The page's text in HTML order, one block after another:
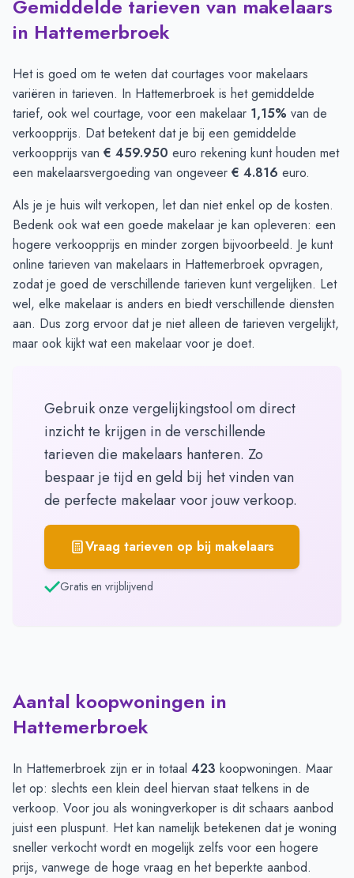
Gemiddelde tarieven van makelaars
in Hattemerbroek
Het is goed om te weten dat courtages voor makelaars
variëren in tarieven. In Hattemerbroek is het gemiddelde
tarief, ook wel courtage, voor een makelaar 1,15% van de
verkoopprijs. Dat betekent dat je bij een gemiddelde
verkoopprijs van € 459.950 euro rekening kunt houden met
een makelaarsvergoeding van ongeveer € 4.816 euro.
Als je je huis wilt verkopen, let dan niet enkel op de kosten.
Bedenk ook wat een goede makelaar je kan opleveren: een
hogere verkoopprijs en minder zorgen bijvoorbeeld. Je kunt
online tarieven van makelaars in Hattemerbroek opvragen,
zodat je goed de verschillende tarieven kunt vergelijken. Let
wel, elke makelaar is anders en biedt verschillende diensten
aan. Dus zorg ervoor dat je niet alleen de tarieven vergelijkt,
maar ook kijkt wat een makelaar voor je doet.
Gebruik onze vergelijkingstool om direct
inzicht te krijgen in de verschillende
tarieven die makelaars hanteren. Zo
bespaar je tijd en geld bij het vinden van
de perfecte makelaar voor jouw verkoop.
Vraag tarieven op bij makelaars
Gratis en vrijblijvend
Aantal koopwoningen in
Hattemerbroek
In Hattemerbroek zijn er in totaal 423 koopwoningen. Maar
let op: slechts een klein deel hiervan staat telkens in de
verkoop. Voor jou als woningverkoper is dit schaars aanbod
juist een pluspunt. Het kan namelijk betekenen dat je woning
sneller verkocht wordt en mogelijk zelfs voor een hogere
prijs, vanwege de hoge vraag en het beperkte aanbod.